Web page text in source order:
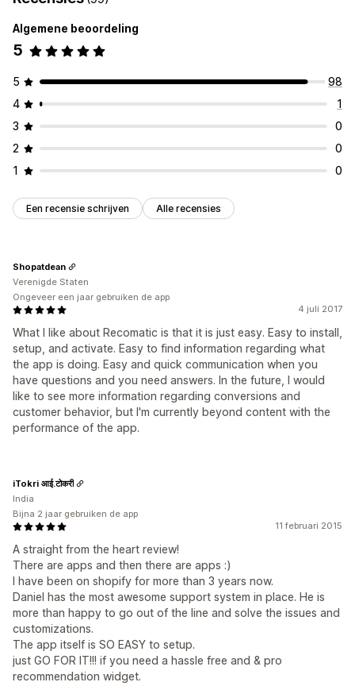
Algemene beoordeling
5
5
98
4
1
3
0
2
0
1
0
Een recensie schrijven Alle recensies
4 juli 2017
What I like about Recomatic is that it is just easy. Easy to install,
setup, and activate. Easy to find information regarding what
the app is doing. Easy and quick communication when you
have questions and you need answers. In the future, I would
like to see more information regarding conversions and
customer behavior, but I'm currently beyond content with the
performance of the app.
Shopatdean
Verenigde Staten
Ongeveer een jaar gebruiken de app
11 februari 2015
A straight from the heart review!
There are apps and then there are apps :)
I have been on shopify for more than 3 years now.
Daniel has the most awesome support system in place. He is
more than happy to go out of the line and solve the issues and
customizations.
The app itself is SO EASY to setup.
just GO FOR IT!!! if you need a hassle free and & pro
recommendation widget.
iTokri आई.टोकरी
India
Bijna 2 jaar gebruiken de app